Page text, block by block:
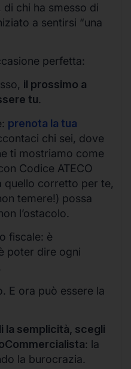
chi ha smesso di
a sentirsi “una
perfetta:
il prossimo a
tu.
prenota la tua
chi sei, dove
ti mostriamo come
Codice ATECO
quello corretto per te,
temere!) possa
l’ostacolo.
fiscale: è
poter dire ogni
E ora può essere la
la semplicità, scegli
: la
la burocrazia.